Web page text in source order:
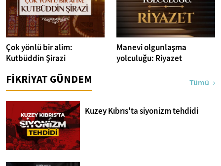
Çok yönlü bir alim:
Kutbüddin Şirazi
Manevi olgunlaşma
yolculuğu: Riyazet
FİKRİYAT GÜNDEM Tümü
Kuzey Kıbrıs'ta siyonizm tehdidi